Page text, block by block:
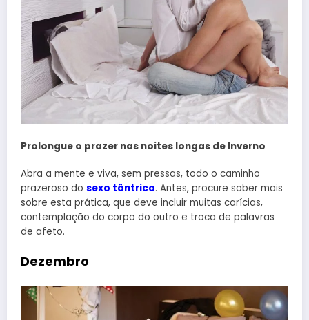
Prolongue o prazer nas noites longas de Inverno
Abra a mente e viva, sem pressas, todo o caminho
prazeroso do sexo tântrico. Antes, procure saber mais
sobre esta prática, que deve incluir muitas carícias,
contemplação do corpo do outro e troca de palavras
de afeto.
Dezembro